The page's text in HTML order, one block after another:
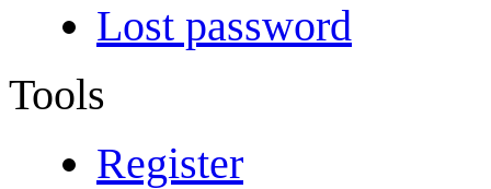
Lost password
Tools
Register